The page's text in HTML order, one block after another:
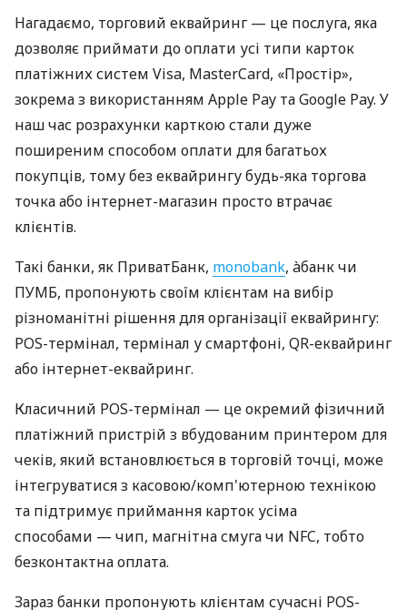
Нагадаємо, торговий еквайринг — це послуга, яка
дозволяє приймати до оплати усі типи карток
платіжних систем Visa, MasterCard, «Простір»,
зокрема з використанням Apple Pay та Google Pay. У
наш час розрахунки карткою стали дуже
поширеним способом оплати для багатьох
покупців, тому без еквайрингу будь-яка торгова
точка або інтернет-магазин просто втрачає
клієнтів.
Такі банки, як ПриватБанк, monobank, àбанк чи
ПУМБ, пропонують своїм клієнтам на вибір
різноманітні рішення для організації еквайрингу:
POS-термінал, термінал у смартфоні, QR-еквайринг
або інтернет-еквайринг.
Класичний POS-термінал — це окремий фізичний
платіжний пристрій з вбудованим принтером для
чеків, який встановлюється в торговій точці, може
інтегруватися з касовою/комп'ютерною технікою
та підтримує приймання карток усіма
способами — чип, магнітна смуга чи NFC, тобто
безконтактна оплата.
Зараз банки пропонують клієнтам сучасні POS-